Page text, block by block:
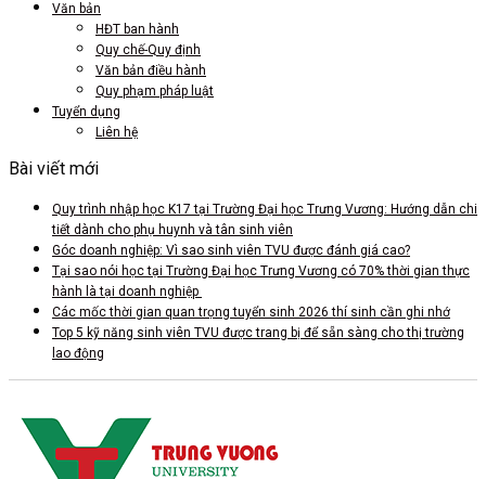
Văn bản
HĐT ban hành
Quy chế-Quy định
Văn bản điều hành
Quy phạm pháp luật
Tuyển dụng
Liên hệ
Bài viết mới
Quy trình nhập học K17 tại Trường Đại học Trưng Vương: Hướng dẫn chi
tiết dành cho phụ huynh và tân sinh viên
Góc doanh nghiệp: Vì sao sinh viên TVU được đánh giá cao?
Tại sao nói học tại Trường Đại học Trưng Vương có 70% thời gian thực
hành là tại doanh nghiệp
Các mốc thời gian quan trọng tuyển sinh 2026 thí sinh cần ghi nhớ
Top 5 kỹ năng sinh viên TVU được trang bị để sẵn sàng cho thị trường
lao động